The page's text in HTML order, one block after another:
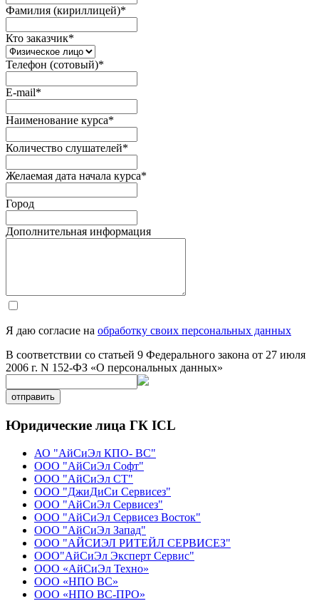
Фамилия (кириллицей)*
Кто заказчик*
Телефон (сотовый)*
E-mail*
Наименование курса*
Количество слушателей*
Желаемая дата начала курса*
Город
Дополнительная информация
Я даю согласие на обработку своих персональных данных
В соответствии со статьей 9 Федерального закона от 27 июля
2006 г. N 152-ФЗ «О персональных данных»
отправить
Юридические лица ГК ICL
АО "АйСиЭл КПО- ВС"
ООО "АйСиЭл Софт"
ООО "АйСиЭл СТ"
ООО "ДжиДиСи Сервисез"
ООО "АйСиЭл Сервисез"
ООО "АйСиЭл Сервисез Восток"
ООО "АйСиЭл Запад"
ООО "АЙСИЭЛ РИТЕЙЛ СЕРВИСЕЗ"
ООО"АйСиЭл Эксперт Сервис"
ООО «АйСиЭл Техно»
ООО «НПО ВС»
ООО «НПО ВС-ПРО»